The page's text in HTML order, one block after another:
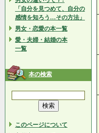
「自分を見つめて、自分の
感情を知ろう…その方法」
男女・恋愛の本一覧
愛・夫婦・結婚の本
一覧
本の検索
このページについて